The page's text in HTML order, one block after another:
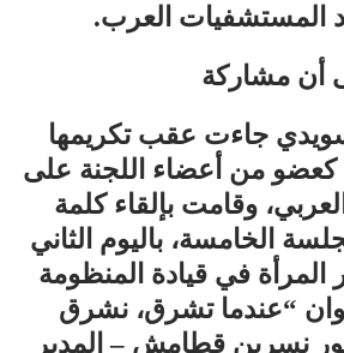
المستشفيات العرب.
أن مشاركة
جاءت عقب تكريمها
كعضو من أعضاء اللجنة على
وقامت بإلقاء كلمة
الخامسة، باليوم الثاني
المرأة في قيادة المنظومة
“عندما تشرق، نشرق
نسرين قطامش – المدير